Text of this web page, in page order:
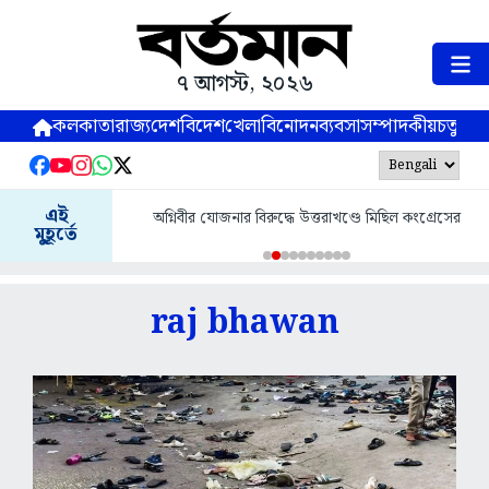
৭ আগস্ট, ২০২৬
কলকাতারাজ্যদেশবিদেশখেলাবিনোদনব্যবসাসম্পাদকীয়
এই
মুহূর্তে
অগ্নিবীর যোজনার বিরুদ্ধে উত্তরাখণ্ডে মিছিল কংগ্রেসের
raj bhawan